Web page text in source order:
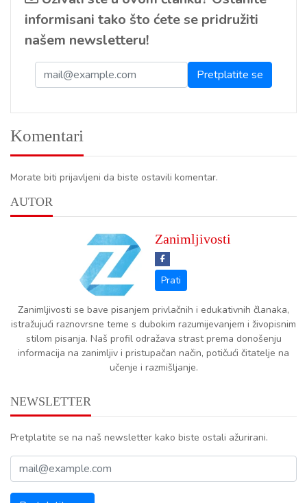
informisani tako što ćete se pridružiti
našem newsletteru!
Komentari
Morate biti prijavljeni da biste ostavili komentar.
AUTOR
Zanimljivosti
Zanimljivosti se bave pisanjem privlačnih i edukativnih članaka,
istražujući raznovrsne teme s dubokim razumijevanjem i živopisnim
stilom pisanja. Naš profil odražava strast prema donošenju
informacija na zanimljiv i pristupačan način, potičući čitatelje na
učenje i razmišljanje.
NEWSLETTER
Pretplatite se na naš newsletter kako biste ostali ažurirani.